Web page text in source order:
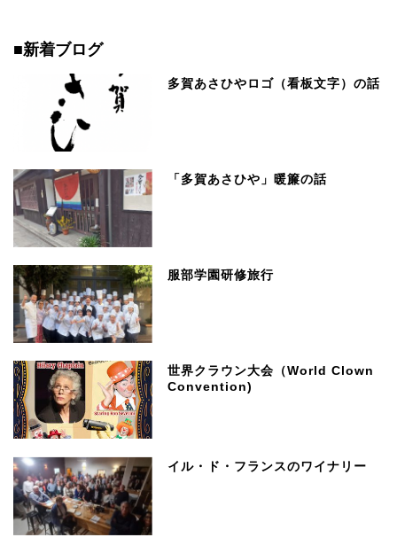
■新着ブログ
多賀あさひやロゴ（看板文字）の話
「多賀あさひや」暖簾の話
服部学園研修旅行
世界クラウン大会（World Clown
Convention)
イル・ド・フランスのワイナリー